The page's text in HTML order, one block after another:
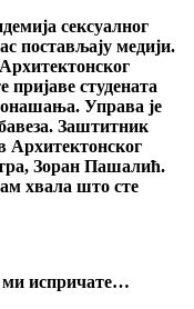
сексуалног
постављају медији.
студената
Управа је
Заштитник
Архитектонског
Зоран Пашалић.
хвала што сте
ми испричате…